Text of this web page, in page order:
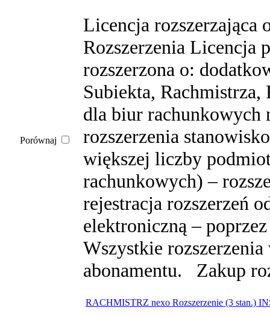
Porównaj
Licencja rozszerzająca
Rozszerzenia Licencja
rozszerzona o:
Subiekta,
dla biur rachunkowych
rozszerzenia
większej liczby
rachunkowych) –
rejestracja rozszerzeń
elektroniczną –
Wszystkie rozszerzenia
abonamentu. Zakup
RACHMISTRZ nexo Rozszerzenie (3 stan.)